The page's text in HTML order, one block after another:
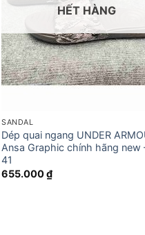
HẾT HÀNG
SANDAL
Dép quai ngang UNDER
Ansa Graphic chính hãng new
41
655.000₫